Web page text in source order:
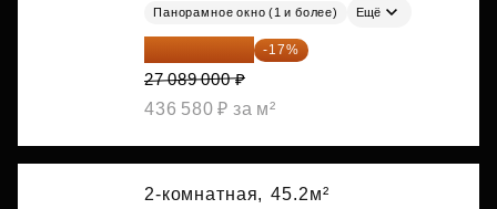
Панорамное окно (1 и более) Ещё
22 483 870 ₽ -17%
27 089 000 ₽
436 580 ₽ за м²
2-комнатная, 45.2м²